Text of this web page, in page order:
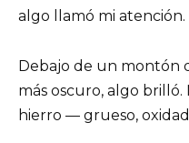
algo llamó mi atención.
Debajo de un montón
más oscuro, algo
hierro — grueso,